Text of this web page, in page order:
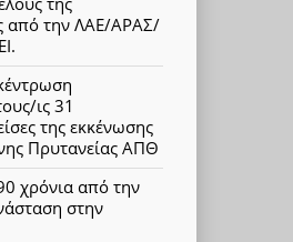
από την ΛΑΕ/ΑΡΑΣ/
ις 31
της εκκένωσης
Πρυτανείας ΑΠΘ
χρόνια από την
στην